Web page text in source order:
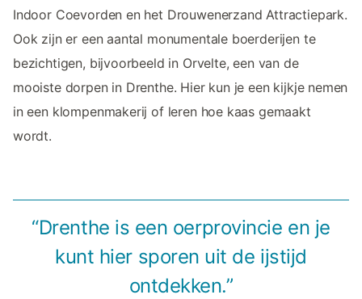
Indoor Coevorden en het Drouwenerzand Attractiepark.
Ook zijn er een aantal monumentale boerderijen te
bezichtigen, bijvoorbeeld in Orvelte, een van de
mooiste dorpen in Drenthe. Hier kun je een kijkje nemen
in een klompenmakerij of leren hoe kaas gemaakt
wordt.
“Drenthe is een oerprovincie en je
kunt hier sporen uit de ijstijd
ontdekken.”